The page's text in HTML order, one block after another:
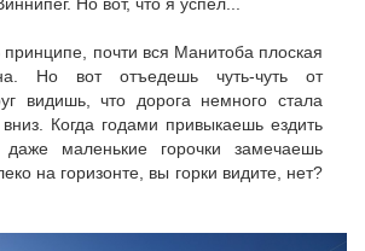
почти вся Манитоба плоская
Но вот отъедешь чуть-чуть от
видишь, что дорога немного стала
Когда годами привыкаешь ездить
маленькие горочки замечаешь
на горизонте, вы горки видите, нет?